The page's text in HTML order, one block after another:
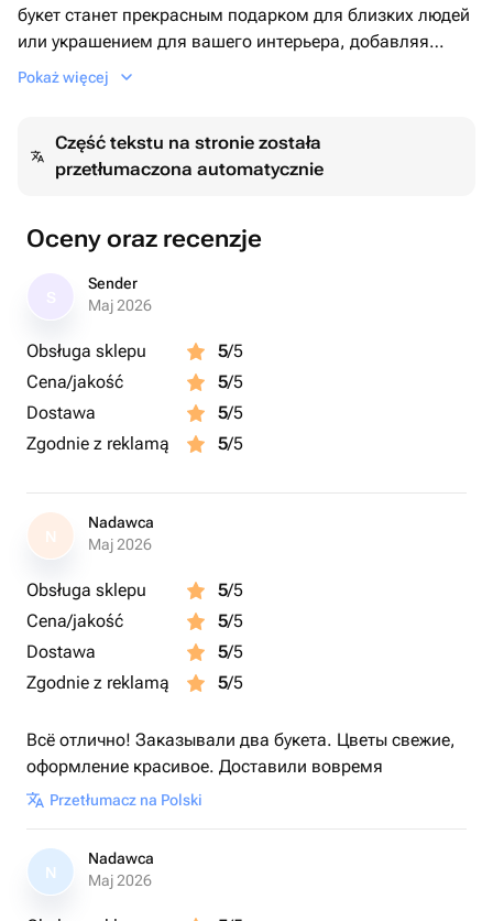
букет станет прекрасным подарком для близких людей
или украшением для вашего интерьера, добавляя
тепло и радость в любой день.
солнечного настроения.
Pokaż więcej
Część tekstu na stronie została
przetłumaczona automatycznie
Oceny oraz recenzje
Sender
Maj 2026
Obsługa sklepu 5/5
Cena/jakość
5/5
Dostawa
5/5
Zgodnie z reklamą
5/5
N
Nadawca
Maj 2026
Obsługa sklepu 5/5
Cena/jakość
5/5
Dostawa
5/5
Zgodnie z reklamą
5/5
Всё отлично! Заказывали два букета. Цветы свежие,
оформление красивое. Доставили вовремя
Przetłumacz na Polski
N
Nadawca
Maj 2026